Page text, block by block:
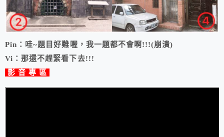
Pin：哇~題目好難喔，我一題都不會啊!!!(崩潰)
Vi：那還不趕緊看下去!!!
影 音 專 區